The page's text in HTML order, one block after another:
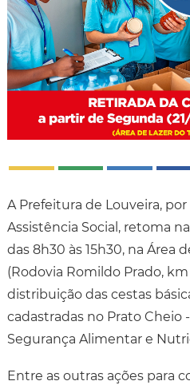
A Prefeitura de Louveira,
Assistência Social, retoma
das 8h30 às 15h30, na Área
(Rodovia Romildo Prado, km
distribuição das cestas
cadastradas no Prato Cheio
Segurança Alimentar e
Entre as outras ações para